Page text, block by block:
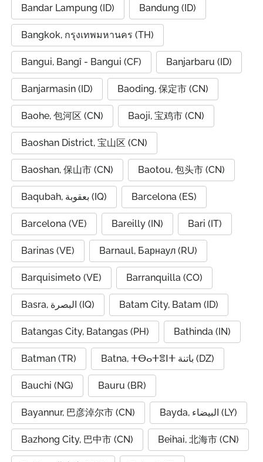
Bandar Lampung (ID) Bandung (ID)
Bangkok, กรุงเทพมหานคร (TH)
Bangui, Bangî - Bangui (CF) Banjarbaru (ID)
Banjarmasin (ID) Baoding, 保定市 (CN)
Baohe, 包河区 (CN) Baoji, 宝鸡市 (CN)
Baoshan District, 宝山区 (CN)
Baoshan, 保山市 (CN) Baotou, 包头市 (CN)
Baqubah, بعقوبة (IQ) Barcelona (ES)
Barcelona (VE) Bareilly (IN) Bari (IT)
Barinas (VE) Barnaul, Барнаул (RU)
Barquisimeto (VE) Barranquilla (CO)
Basra, البصرة (IQ) Batam City, Batam (ID)
Batangas City, Batangas (PH) Bathinda (IN)
Batman (TR) Batna, ⵜⴱⴰⵜⴻⵏⵜ باتنة (DZ)
Bauchi (NG) Bauru (BR)
Bayannur, 巴彦淖尔市 (CN) Bayda, البيضاء (LY)
Bazhong City, 巴中市 (CN) Beihai, 北海市 (CN)